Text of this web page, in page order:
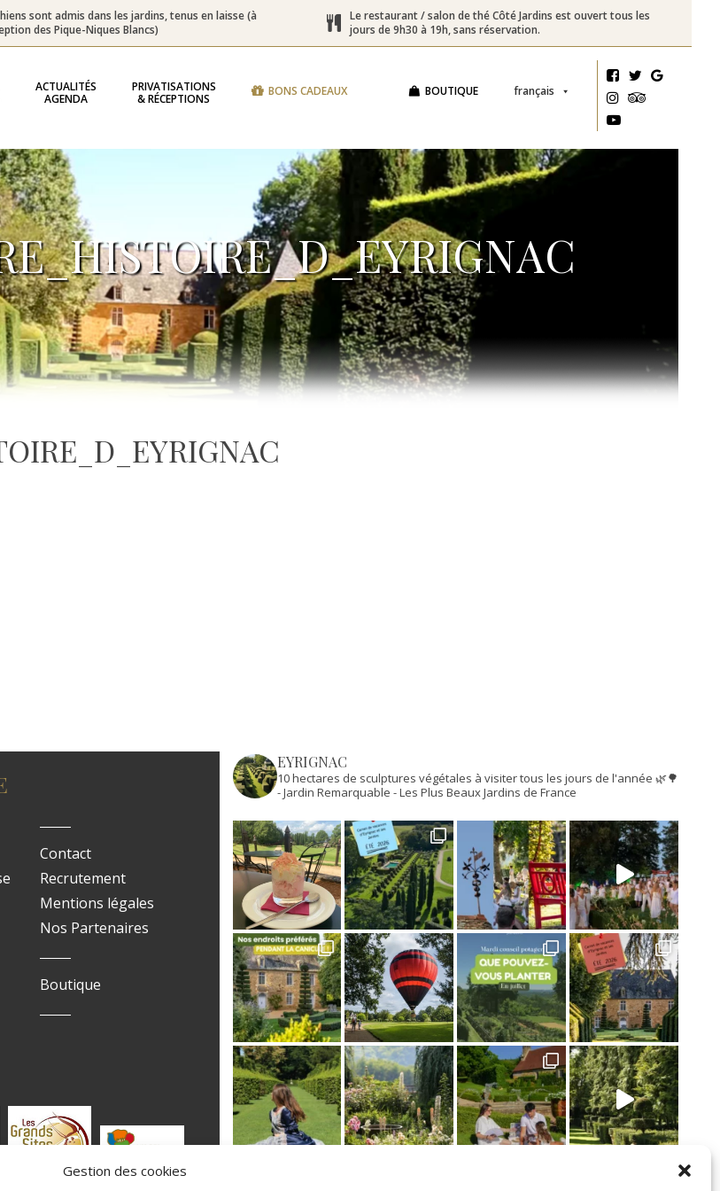
Gestion des cookies
sont admis dans les jardins, tenus en laisse (à
des Pique-Niques Blancs)
Le restaurant / salon de thé Côté Jardins est ouvert tous les
jours de 9h30 à 19h, sans réservation.
ACTUALITÉS
AGENDA
PRIVATISATIONS
& RÉCEPTIONS
français
BOUTIQUE
BONS CADEAUX
Contact
Recrutement
Mentions légales
Nos Partenaires
Boutique
EYRIGNAC
10 hectares de sculptures végétales à visiter tous les jours de l'année 🌿🌳
- Jardin Remarquable - Les Plus Beaux Jardins de France